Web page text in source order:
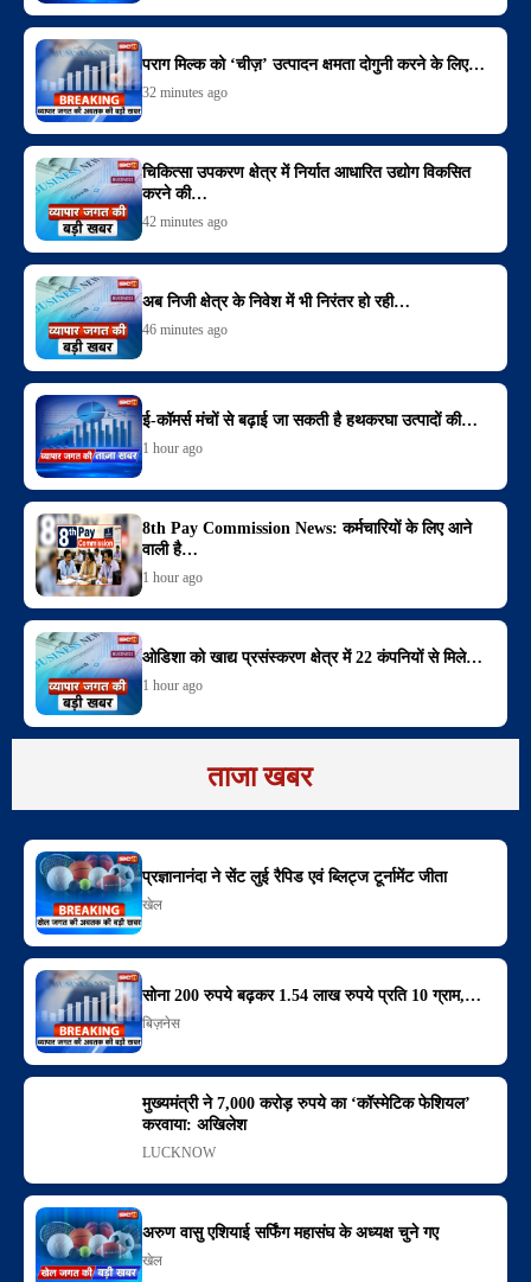
पराग मिल्क को ‘चीज़’ उत्पादन क्षमता दोगुनी करने के लिए…
32 minutes ago
चिकित्सा उपकरण क्षेत्र में निर्यात आधारित उद्योग विकसित
करने की…
42 minutes ago
अब निजी क्षेत्र के निवेश में भी निरंतर हो रही…
46 minutes ago
ई-कॉमर्स मंचों से बढ़ाई जा सकती है हथकरघा उत्पादों की…
1 hour ago
8th Pay Commission News: कर्मचारियों के लिए आने
वाली है…
1 hour ago
ओडिशा को खाद्य प्रसंस्करण क्षेत्र में 22 कंपनियों से मिले…
1 hour ago
ताजा खबर
प्रज्ञानानंदा ने सेंट लुई रैपिड एवं ब्लिट्ज टूर्नामेंट जीता
खेल
सोना 200 रुपये बढ़कर 1.54 लाख रुपये प्रति 10 ग्राम,…
बिज़नेस
मुख्यमंत्री ने 7,000 करोड़ रुपये का ‘कॉस्मेटिक फेशियल’
करवाया: अखिलेश
LUCKNOW
अरुण वासु एशियाई सर्फिंग महासंघ के अध्यक्ष चुने गए
खेल